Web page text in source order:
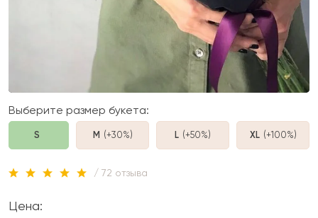
Выберите размер букета:
S M (+30%) L (+50%) XL (+100%)
/ 72 отзыва
Цена: